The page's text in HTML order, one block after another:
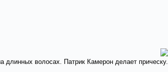
длинных волосах. Патрик Камерон делает прическу.